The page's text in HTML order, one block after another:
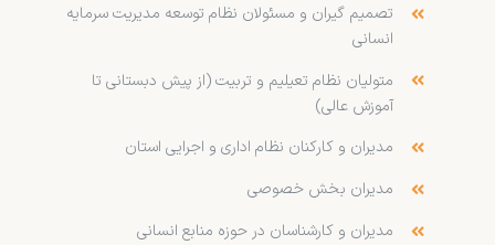
تصمیم گیران و مسئولان نظام توسعه مدیریت سرمایه
انسانی
متولیان نظام تعیلیم و تربیت (از پیش دبستانی تا
آموزش عالی)
مدیران و کارکنان نظام اداری و اجرایی استان
مدیران بخش خصوصی
مدیران و کارشناسان در حوزه منابع انسانی